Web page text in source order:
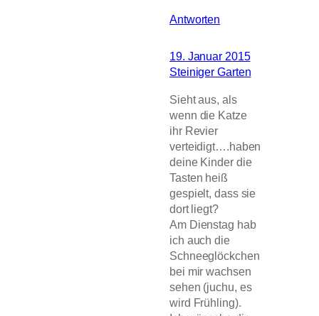
Antworten
19. Januar 2015
Steiniger Garten
Sieht aus, als
wenn die Katze
ihr Revier
verteidigt….haben
deine Kinder die
Tasten heiß
gespielt, dass sie
dort liegt?
Am Dienstag hab
ich auch die
Schneeglöckchen
bei mir wachsen
sehen (juchu, es
wird Frühling).